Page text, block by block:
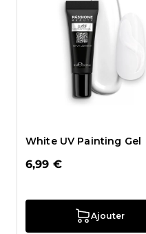
White UV Painting Gel
6,99 €
Ajouter